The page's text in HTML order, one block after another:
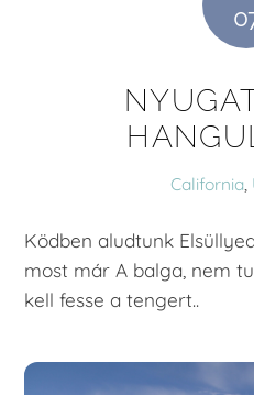
California
Ködben aludtunk
most már A balga, nem
kell fesse a tengert..